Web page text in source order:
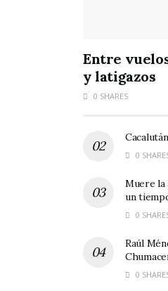
Entre
y latigazos
0 SHARES
0
Muere la
un
0
Raúl
0